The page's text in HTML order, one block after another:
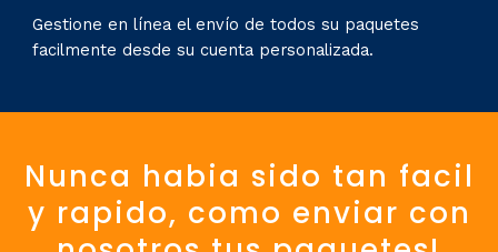
Gestione en línea el envío de todos su paquetes
facilmente desde su cuenta personalizada.
Nunca habia sido tan facil
y rapido, como enviar con